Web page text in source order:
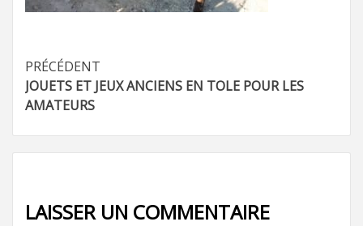
Navigation
d’article
PRÉCÉDENT
JOUETS ET JEUX ANCIENS EN TOLE POUR LES
AMATEURS
LAISSER UN COMMENTAIRE